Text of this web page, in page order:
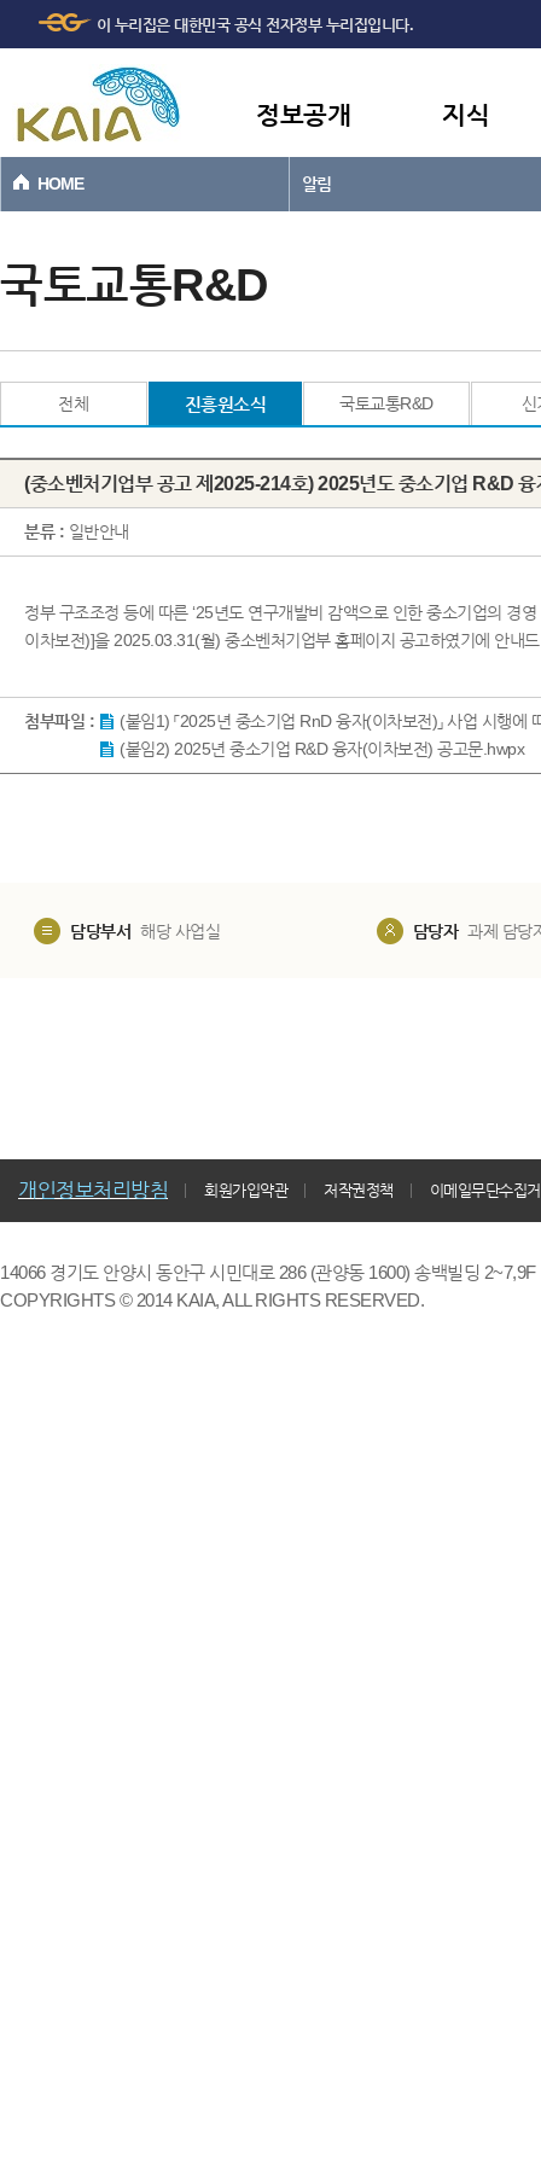
본문바로가기
이 누리집은 대한민국 공식 전자정부 누리집입니다.
정보공개 지식
HOME 알림
국토교통R&D
전체 진흥원소식 국토교통R&D 신
(중소벤처기업부 공고 제2025-214호) 2025년도
분류 : 일반안내
정부 구조조정 등에 따른 ‘25년도 연구개발비 감액으로 인한 중소기업의
이차보전)]을 2025.03.31(월) 중소벤처기업부 홈페이지 공고하였기에 안내
첨부파일 :
(붙임1) 「2025년 중소기업 RnD 융자(이차보전)」 사업 시행에
(붙임2) 2025년 중소기업 R&D 융자(이차보전) 공고문.hwpx
담당부서 해당 사업실 담당자 과제 담당
개인정보처리방침 회원가입약관 저작권정책 이메일무단수집
14066 경기도 안양시 동안구 시민대로 286 (관양동 1600) 송백빌딩
COPYRIGHTS © 2014 KAIA, ALL RIGHTS RESERVED.